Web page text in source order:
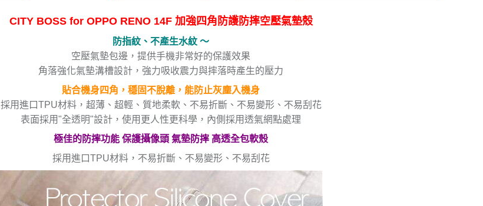
CITY BOSS for OPPO RENO 14F 加強四角防護防摔空壓氣墊殼
防指紋、不產生水紋 ～
空壓氣墊包邊，提供手機非常好的保護效果
角落強化氣墊溝槽設計，強力吸收震力與摔落時產生的壓力
貼合機身四角，穩固不脫離，能防止灰塵入機身
採用進口TPU材料，超薄、超輕、質地柔軟、不易折斷、不易變形、不易刮花
表面採用"全透明"設計，使用更人性更科學，內側採用透氣網點處理
極佳的防摔功能 保護攝像頭 氣墊防摔 高透全包軟殼
採用進口TPU材料，不易折斷、不易變形、不易刮花